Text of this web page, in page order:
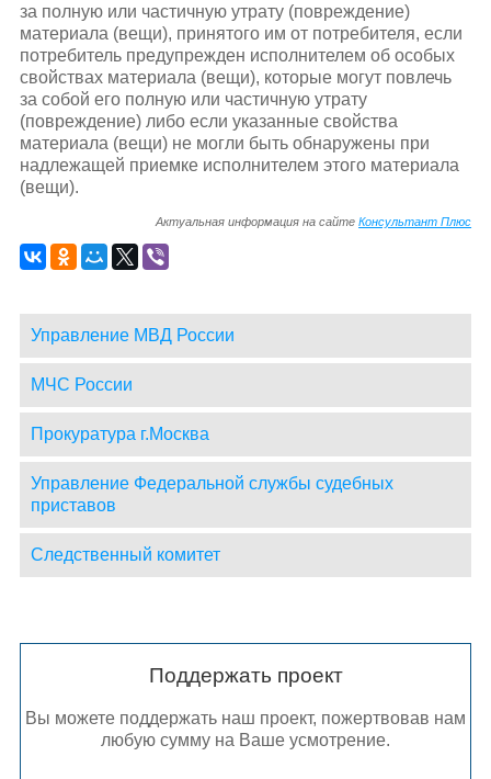
за полную или частичную утрату (повреждение)
материала (вещи), принятого им от потребителя, если
потребитель предупрежден исполнителем об особых
свойствах материала (вещи), которые могут повлечь
за собой его полную или частичную утрату
(повреждение) либо если указанные свойства
материала (вещи) не могли быть обнаружены при
надлежащей приемке исполнителем этого материала
(вещи).
Актуальная информация на сайтеКонсультант Плюс
Управление МВД России
МЧС России
Прокуратура г.Москва
Управление Федеральной службы судебных
приставов
Следственный комитет
Поддержать проект
Вы можете поддержать наш проект, пожертвовав нам
любую сумму на Ваше усмотрение.